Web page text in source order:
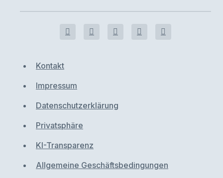
Kontakt
Impressum
Datenschutzerklärung
Privatsphäre
KI-Transparenz
Allgemeine Geschäftsbedingungen